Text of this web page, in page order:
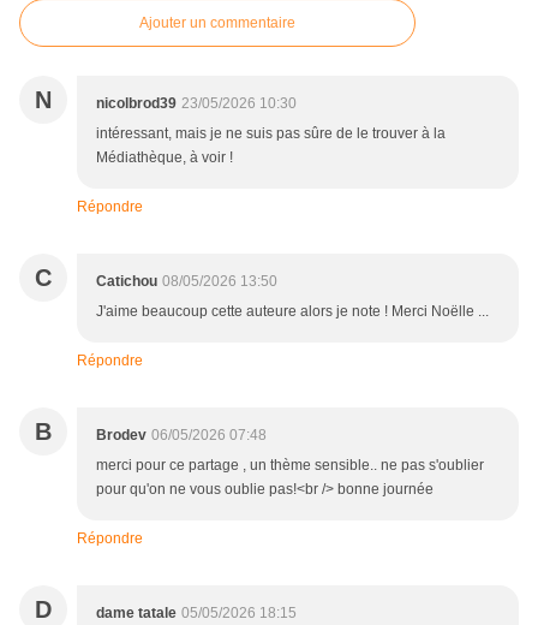
Ajouter un commentaire
N nicolbrod39 23/05/2026 10:30
intéressant, mais je ne suis pas sûre de le trouver à la
Médiathèque, à voir !
Répondre
C Catichou 08/05/2026 13:50
J'aime beaucoup cette auteure alors je note ! Merci Noëlle ...
Répondre
B Brodev 06/05/2026 07:48
merci pour ce partage , un thème sensible.. ne pas s'oublier
pour qu'on ne vous oublie pas!<br /> bonne journée
Répondre
D dame tatale 05/05/2026 18:15